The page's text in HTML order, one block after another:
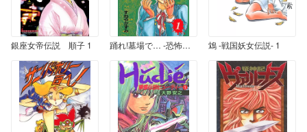
銀座女帝伝説 順子 1 踊れ!墓場で… -恐怖都市伝説- 1 鴆 -戦国妖女伝説- 1